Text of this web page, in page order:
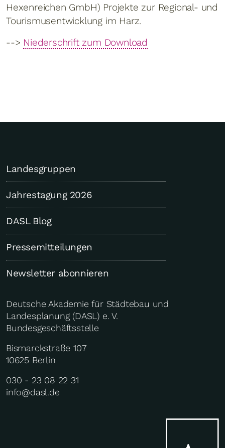
Hexenreichen GmbH) Projekte zur Regional- und
Tourismusentwicklung im Harz.
--> Niederschrift zum Download
Landesgruppen
Jahrestagung 2026
DASL Blog
Pressemitteilungen
Newsletter abonnieren
Deutsche Akademie für Städtebau und
Landesplanung (DASL) e. V.
Bundesgeschäftsstelle
Bismarckstraße 107
10625 Berlin
030 - 23 08 22 31
info@dasl.de